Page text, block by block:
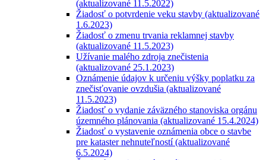
(aktualizované 11.5.2022)
Žiadosť o potvrdenie veku stavby (aktualizované
1.6.2023)
Žiadosť o zmenu trvania reklamnej stavby
(aktualizované 11.5.2023)
Užívanie malého zdroja znečistenia
(aktualizované 25.1.2023)
Oznámenie údajov k určeniu výšky poplatku za
znečisťovanie ovzdušia (aktualizované
11.5.2023)
Žiadosť o vydanie záväzného stanoviska orgánu
územného plánovania (aktualizované 15.4.2024)
Žiadosť o vystavenie oznámenia obce o stavbe
pre kataster nehnuteľností (aktualizované
6.5.2024)